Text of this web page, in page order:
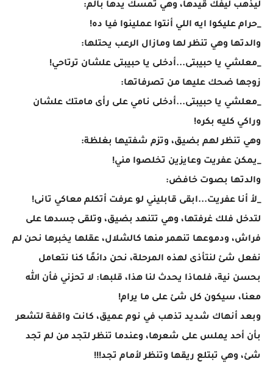
ليذهب ليفك قيدها، وهي تمسك يدها بألم:
_حرام عليكوا ايه اللي أنتوا عملينوا فيا ده!
والدتها وهي تنظر لها ومازال الرعب يحتلها:
_معلشي يا حبيبتى...أدخلى يا حبيبتى علشان ترتاحي!
زوجها ضحك عليها من تصرفاتها:
_معلشي يا حبيبتى...أدخلى نامي على رأى مامتك علشان
وراكي كليه بكره!
وهي تنظر لهم بضيق، وتزم شفتيها بغلظة:
_يمكن عفريت وعايزين تخلصوا مني!
والدتها بصوت خافض:
_لأ أنا عفريت...ابقى قابليني لو عرفت أتكلم معاكي تانى!
لتدخل فلك غرفتها، وهي تتنهد بضيق، وتلقى جسدها على
فراش، ودموعها تنهمر منها كالشلال، عقلها يخبرها نحن لم
نفعل شئ لنتأذى لهذه المرحلة، نحن دائمًا كنا نتعامل
بحسن نية، فلماذا يحدث لنا هذا، قلبها: لا تحزني فأن الله
معنا، سيكون كل شئ على ما يرام!
وبعد أنهاك شديد تذهب في نوم عميق، كانت واقفة لتشعر
بأن أحد يملس على شعرها، وعندما تنظر لتجد من لم تجد
شئ، وهي تبتلع ريقها وتنظر لأمام تجد!!!